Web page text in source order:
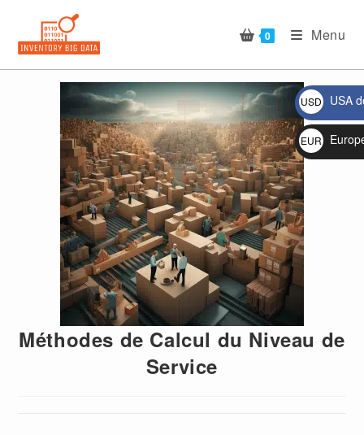
content
0 Menu
🔍
Méthodes de Calcul du Niveau de
Service
USD
$
USA
EUR
€